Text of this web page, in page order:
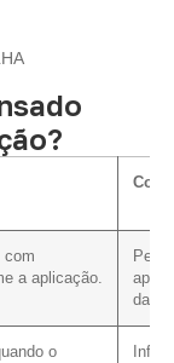
, com
a aplicação.
da
o